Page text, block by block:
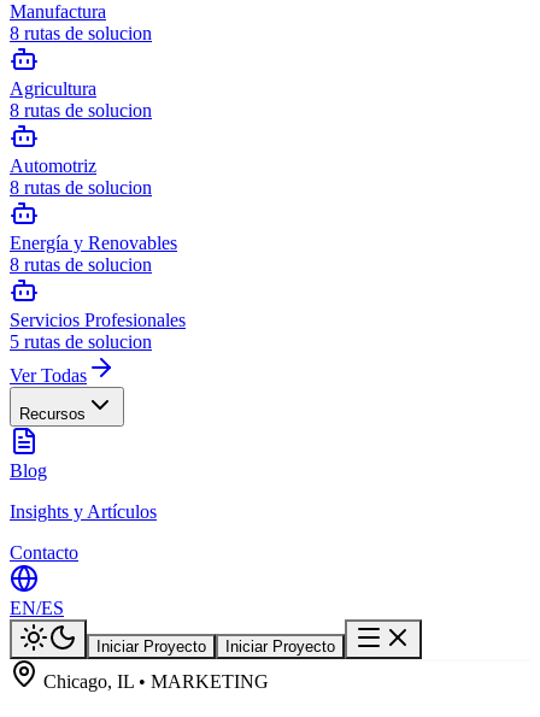
Manufactura
8 rutas de solucion
Agricultura
8 rutas de solucion
Automotriz
8 rutas de solucion
Energía y Renovables
8 rutas de solucion
Servicios Profesionales
5 rutas de solucion
Ver Todas
Recursos
Blog
Insights y Artículos
Contacto
EN/ES
Iniciar Proyecto Iniciar Proyecto
Chicago, IL • MARKETING